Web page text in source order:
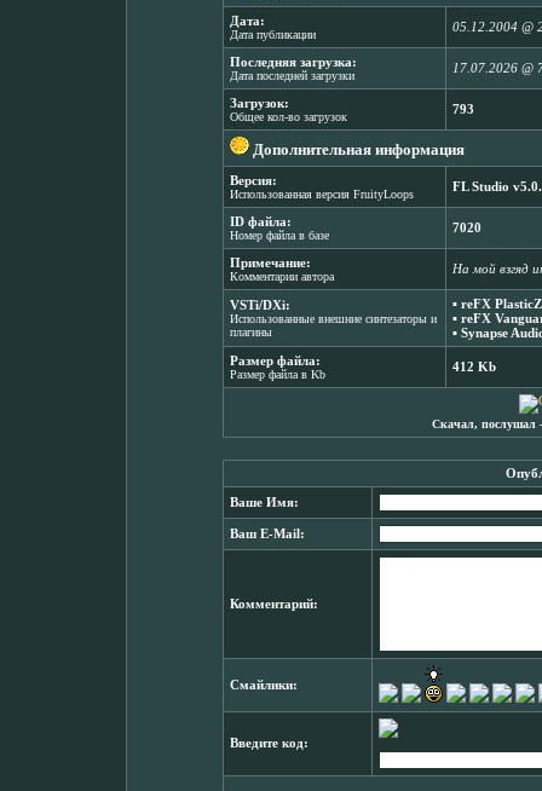
Дата:
Дата публикации
05.12.2004 @
Последняя загрузка:
Дата последней загрузки
17.07.2026 @
Загрузок:
Общее кол-во загрузок
793
Дополнительная информация
Версия:
Использованная версия FruityLoops
FL Studio
ID файла:
Номер файла в базе
7020
Примечание:
Комментарии автора
На мой взгяд
VSTi/DXi:
Использованные внешние синтезаторы и
плагины
▪ reFX
▪ reFX
▪ Synapse
Размер файла:
Размер файла в Kb
412 Kb
Скачал, послушал
Ваше Имя:
Ваш E-Mail:
Комментарий:
Смайлики:
Введите код: